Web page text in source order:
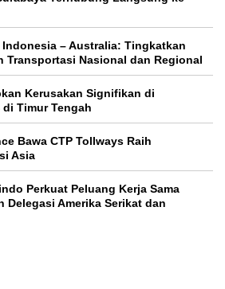
– Australia: Tingkatkan
Transportasi Nasional dan Regional
Kerusakan Signifikan di
Timur Tengah
Bawa CTP Tollways Raih
Asia
Perkuat Peluang Kerja Sama
Delegasi Amerika Serikat dan